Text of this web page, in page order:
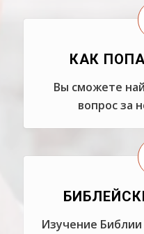
КАК
Вы сможете
вопрос за
Изучение